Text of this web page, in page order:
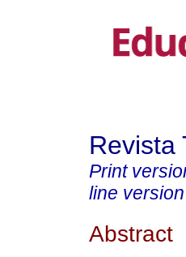
Revista
Print
line version
Abstract